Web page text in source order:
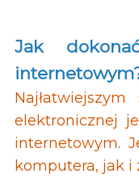
Jak
elektronicznej
internetowym.
komputera, jak i